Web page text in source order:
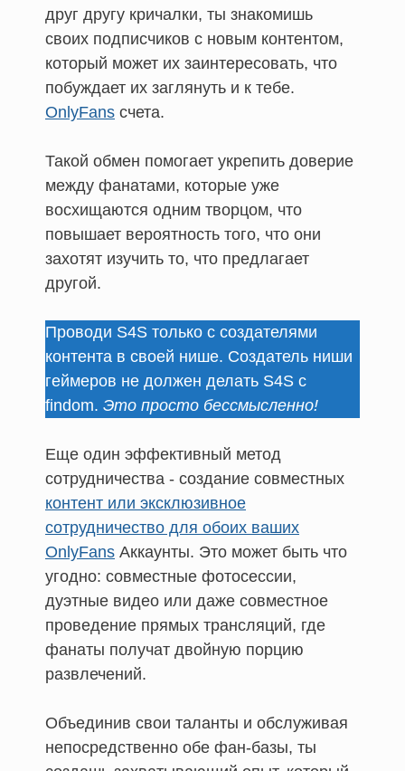
друг другу кричалки, ты знакомишь
своих подписчиков с новым контентом,
который может их заинтересовать, что
побуждает их заглянуть и к тебе.
OnlyFans счета.
Такой обмен помогает укрепить доверие
между фанатами, которые уже
восхищаются одним творцом, что
повышает вероятность того, что они
захотят изучить то, что предлагает
другой.
Проводи S4S только с создателями
контента в своей нише. Создатель ниши
геймеров не должен делать S4S с
findom. Это просто бессмысленно!
Еще один эффективный метод
сотрудничества - создание совместных
контент или эксклюзивное
сотрудничество для обоих ваших
OnlyFans Аккаунты. Это может быть что
угодно: совместные фотосессии,
дуэтные видео или даже совместное
проведение прямых трансляций, где
фанаты получат двойную порцию
развлечений.
Объединив свои таланты и обслуживая
непосредственно обе фан-базы, ты